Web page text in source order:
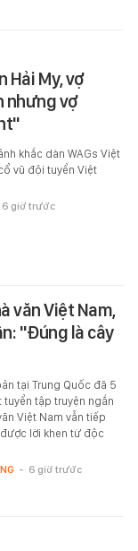
Hải My, vợ
nhưng vợ
khắc dàn WAGs Việt
vũ đội tuyển Việt
6 giờ trước
văn Việt Nam,
"Đúng là cây
tại Trung Quốc đã 5
tuyển tập truyện ngắn
Việt Nam vẫn tiếp
lời khen từ độc
- 6 giờ trước